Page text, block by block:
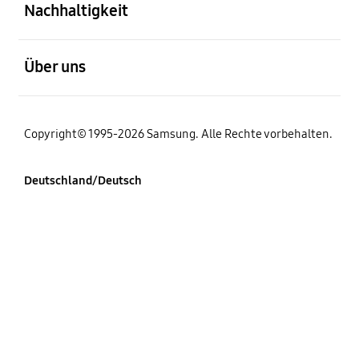
Nachhaltigkeit
Über uns
Copyright© 1995-2026 Samsung. Alle Rechte vorbehalten.
Deutschland/Deutsch